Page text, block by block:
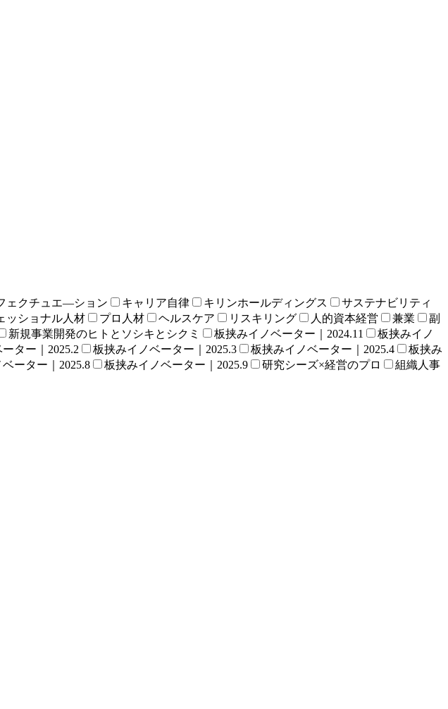
ェクチュエ―ション キャリア自律 キリンホールディングス
サステナビリティ
ッショナル人材 プロ人材 ヘルスケア リスキリング 人的資本経営 兼業
副
新規事業開発のヒトとソシキとシクミ 板挟みイノベーター｜2024.11
板挟みイノ
ター｜2025.2 板挟みイノベーター｜2025.3 板挟みイノベーター｜2025.4
板挟み
ーター｜2025.8 板挟みイノベーター｜2025.9 研究シーズ×経営のプロ
組織人事